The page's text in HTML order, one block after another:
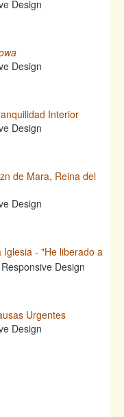
Interior
de Mara, Reina del
- "He liberado a
Urgentes